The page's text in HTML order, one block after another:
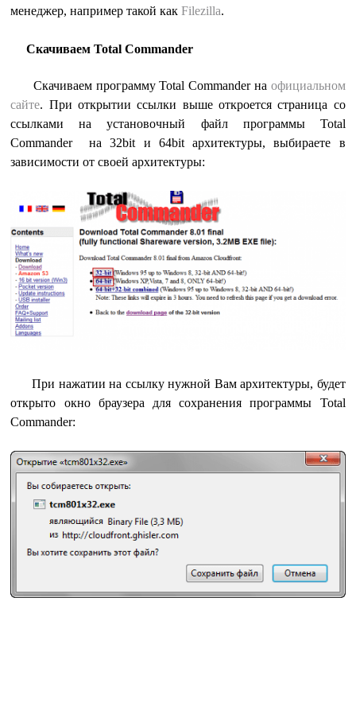
менеджер, например такой какFilezilla.
СкачиваемTotal Commander
Скачиваем программу Total Commander на официальном
сайте. При открытии ссылки выше откроется страница со
ссылками на установочный файл программы Total
Commander на 32bit и 64bit архитектуры, выбираете в
зависимости от своей архитектуры:
При нажатии на ссылку нужной Вам архитектуры, будет
открыто окно браузера для сохранения программы Total
Commander: